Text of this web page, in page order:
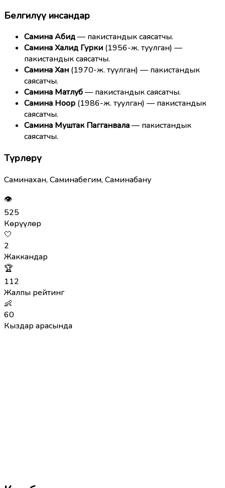
Белгилүү инсандар
Самина Абид— пакистандык саясатчы.
Самина Халид Гурки (1956-ж. туулган) —
пакистандык саясатчы.
Самина Хан (1970-ж. туулган) — пакистандык
саясатчы.
Самина Матлуб— пакистандык саясатчы.
Самина Ноор (1986-ж. туулган) — пакистандык
саясатчы.
Самина Муштак Пагганвала— пакистандык
саясатчы.
Түрлөрү
Саминахан, Саминабегим, Саминабану
👁
525
Көрүүлөр
🤍
2
Жаккандар
🏆
112
Жалпы рейтинг
👶
60
Кыздар арасында